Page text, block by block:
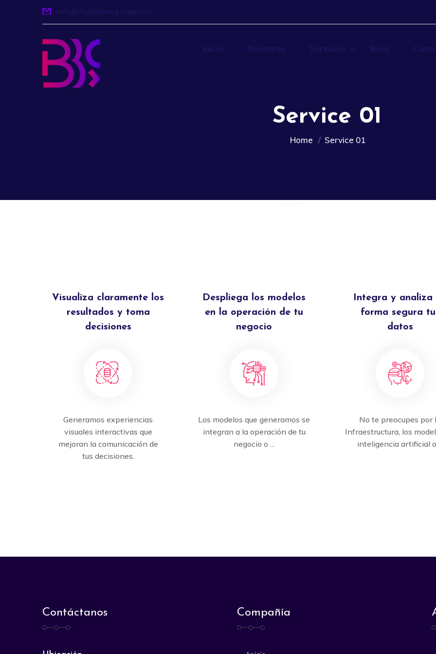
info@thebitbang.company
Inicio Nosotros Servicios Blog
Service 01
Home Service 01
Visualiza claramente los
resultados y toma
decisiones
Generamos experiencias
visuales interactivas que
mejoran la comunicación de
tus decisiones.
Despliega los modelos
en la operación de tu
negocio
Los modelos que generamos se
integran a la operación de tu
negocio o ...
Integra y analiza
forma segura
datos
No te preocupes por
Infraestructura, los
inteligencia artificial o
Contáctanos Compañía